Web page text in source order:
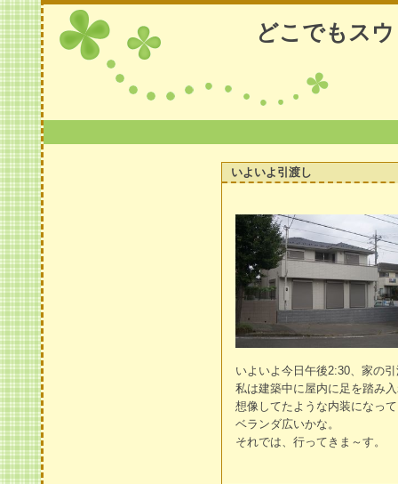
どこでもス
いよいよ引渡し
いよいよ今日午後2:30、家の
私は建築中に屋内に足を踏み
想像してたような内装になっ
ベランダ広いかな。
それでは、行ってきま～す。